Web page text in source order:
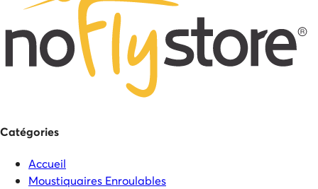
Catégories
Accueil
Moustiquaires Enroulables